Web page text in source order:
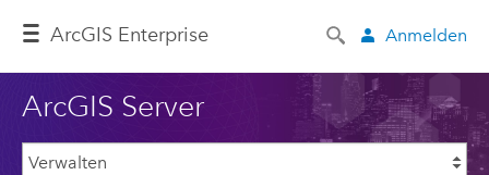
ArcGIS Enterprise Anmelden
ArcGIS Server